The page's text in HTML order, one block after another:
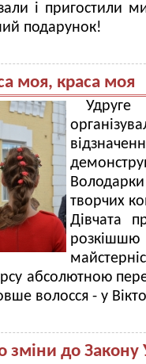
і пригостили
подарунок!
моя, краса моя
творчих
Дівчата
абсолютною
волосся - у
зміни до Закону